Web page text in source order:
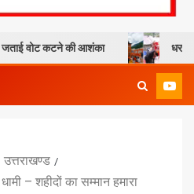
कटने की आशंका धराली आपदा की
उत्तराखण्ड
– शहीदों का सम्मान हमारा